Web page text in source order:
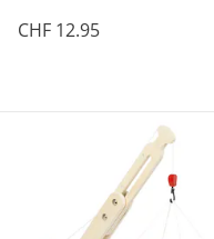
CHF 12.95